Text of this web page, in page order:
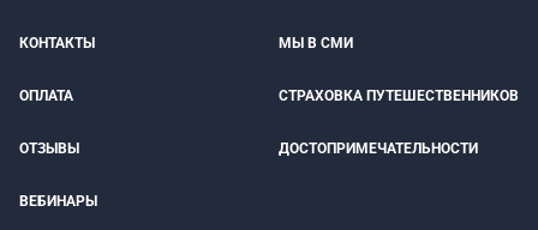
КОНТАКТЫ МЫ В СМИ
ОПЛАТА СТРАХОВКА ПУТЕШЕСТВЕННИКОВ
ОТЗЫВЫ ДОСТОПРИМЕЧАТЕЛЬНОСТИ
ВЕБИНАРЫ